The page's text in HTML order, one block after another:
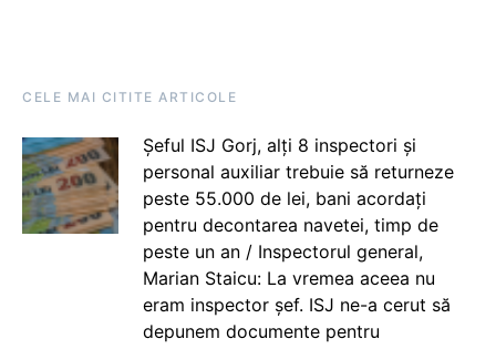
CELE MAI CITITE ARTICOLE
Șeful ISJ Gorj, alți 8 inspectori și
personal auxiliar trebuie să returneze
peste 55.000 de lei, bani acordați
pentru decontarea navetei, timp de
peste un an / Inspectorul general,
Marian Staicu: La vremea aceea nu
eram inspector șef. ISJ ne-a cerut să
depunem documente pentru